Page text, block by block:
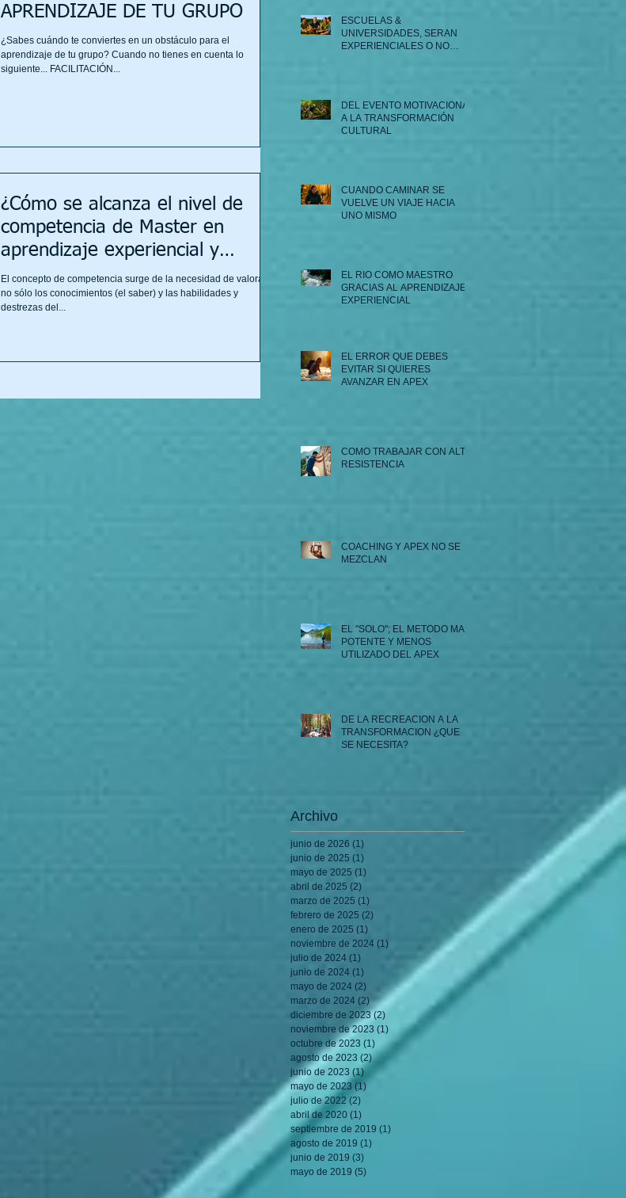
APRENDIZAJE DE TU GRUPO
¿Sabes cuándo te conviertes en un obstáculo para el
aprendizaje de tu grupo? Cuando no tienes en cuenta lo
siguiente... FACILITACIÓN...
¿Cómo se alcanza el nivel de
competencia de Master en
aprendizaje experiencial y
outdoor training ?
El concepto de competencia surge de la necesidad de valorar
no sólo los conocimientos (el saber) y las habilidades y
destrezas del...
ESCUELAS &
UNIVERSIDADES, SERAN
EXPERIENCIALES O NO
DEL EVENTO MOTIVACIONAL
A LA TRANSFORMACIÓN
CULTURAL
CUANDO CAMINAR SE
VUELVE UN VIAJE HACIA
UNO MISMO
EL RIO COMO MAESTRO
GRACIAS AL APRENDIZAJE
EXPERIENCIAL
EL ERROR QUE DEBES
EVITAR SI QUIERES
AVANZAR EN APEX
COMO TRABAJAR CON ALTA
RESISTENCIA
COACHING Y APEX NO SE
MEZCLAN
EL "SOLO"; EL METODO MAS
POTENTE Y MENOS
UTILIZADO DEL APEX
DE LA RECREACION A LA
TRANSFORMACION ¿QUE
SE NECESITA?
Archivo
junio de 2026 (1)
junio de 2025 (1)
mayo de 2025 (1)
abril de 2025 (2)
marzo de 2025 (1)
febrero de 2025 (2)
enero de 2025 (1)
noviembre de 2024 (1)
julio de 2024 (1)
junio de 2024 (1)
mayo de 2024 (2) 2 entradas
marzo de 2024 (2)2 entradas
diciembre de 2023 (2) 2 entradas
noviembre de 2023 (1) 1 entrada
octubre de 2023 (1) 1 entrada
agosto de 2023 (2)2 entradas
junio de 2023 (1)1 entrada
mayo de 2023 (1)
julio de 2022 (2)
abril de 2020 (1)
septiembre de 2019 (1)
agosto de 2019 (1)
junio de 2019 (3)
mayo de 2019 (5)